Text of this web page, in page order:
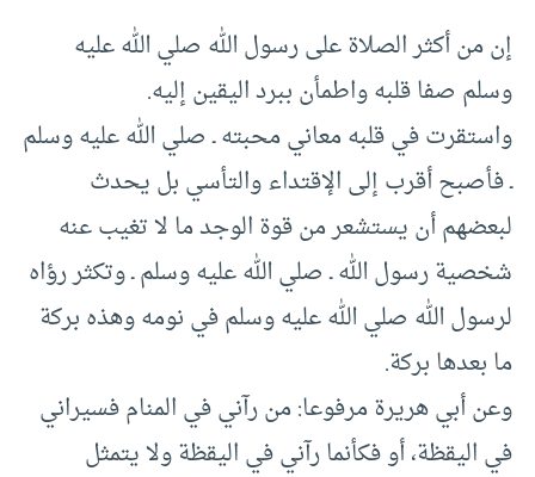
إن من أكثر الصلاة على رسول الله صلي الله عليه
وسلم صفا قلبه واطمأن ببرد اليقين إليه.
واستقرت في قلبه معاني محبته ـ صلي الله عليه وسلم
ـ فأصبح أقرب إلى الإقتداء والتأسي بل يحدث
لبعضهم أن يستشعر من قوة الوجد ما لا تغيب عنه
شخصية رسول الله ـ صلي الله عليه وسلم ـ وتكثر رؤاه
لرسول الله صلي الله عليه وسلم في نومه وهذه بركة
ما بعدها بركة.
وعن أبي هريرة مرفوعا: من رآني في المنام فسيراني
في اليقظة، أو فكأنما رآني في اليقظة ولا يتمثل